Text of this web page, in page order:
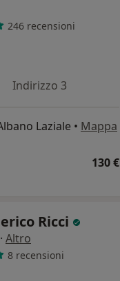
246 recensioni
Indirizzo 3
Laziale • Mappa
130 €
Ricci
· Altro
8 recensioni